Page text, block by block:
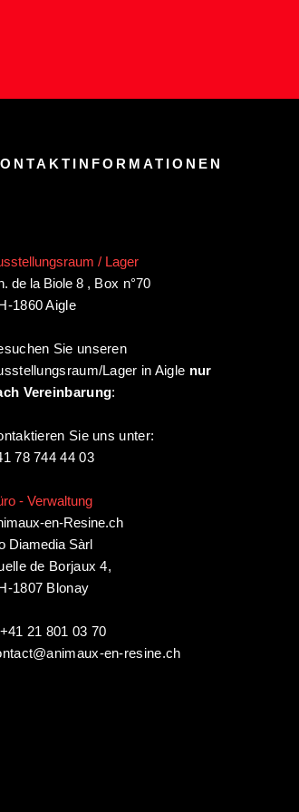
/ Lager
de la Biole 8 , Box n°70
1860 Aigle
Sie unseren
Lager in Aigle nur
Vereinbarung:
Sie uns unter:
78 744 44 03
- Verwaltung
en-Resine.ch
Diamedia Sàrl
de Borjaux 4,
1807 Blonay
21 801 03 70
en-resine.ch